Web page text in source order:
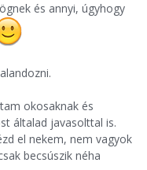
és annyi, úgyhogy
okosaknak és
általad javasolttal is.
el nekem, nem vagyok
becsúszik néha